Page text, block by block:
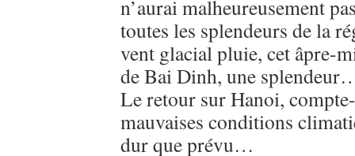
n’aurai malheureusement
toutes les splendeurs de la
vent glacial pluie, cet âpre-
de Bai Dinh, une
Le retour sur Hanoi,
mauvaises conditions
dur que prévu…